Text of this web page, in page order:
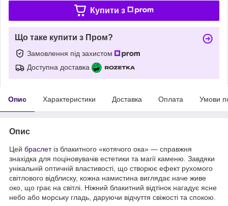
Купити з
Що таке купити з Пром?
Замовлення під захистом
Доступна доставка
Опис Характеристики Доставка Оплата Умови
Опис
Цей браслетіз блакитного «котячого ока» — справжня
знахідка для поціновувачів естетики та магії каменю. Завдяки
унікальній оптичній властивості, що створює ефект рухомого
світлового відблиску, кожна намистина виглядає наче живе
око, що грає на світлі. Ніжний блакитний відтінок нагадує ясне
небо або морську гладь, даруючи відчуття свіжості та спокою.